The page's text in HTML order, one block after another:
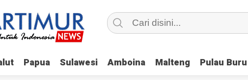
Papua Sulawesi Amboina Malteng Pulau Buru
Papua Sulawesi Amboina Malteng Pulau Buru